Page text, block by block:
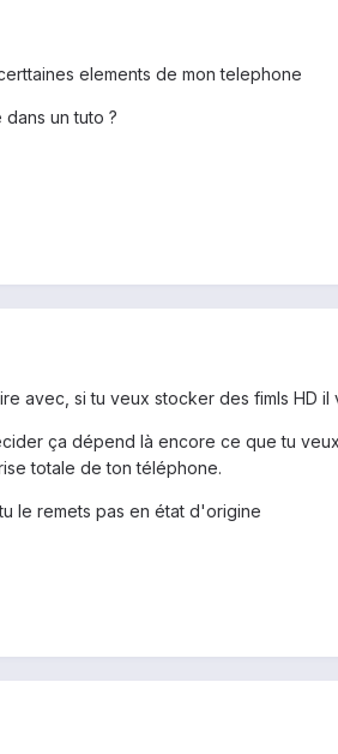
elements de mon telephone
un tuto ?
si tu veux stocker des fimls HD il
ça dépend là encore ce que tu
totale de ton téléphone.
le remets pas en état d'origine